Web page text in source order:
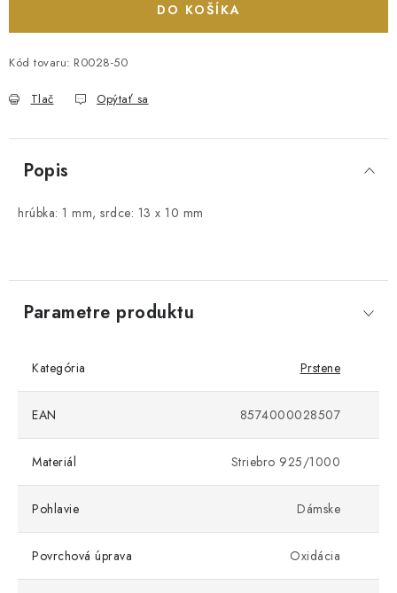
DO KOŠÍKA
Kód tovaru: R0028-50
Tlač Opýtať sa
Popis
hrúbka: 1 mm, srdce: 13 x 10 mm
Parametre produktu
Kategória Prstene
EAN 8574000028507
Materiál Striebro 925/1000
Pohlavie Dámske
Povrchová úprava Oxidácia